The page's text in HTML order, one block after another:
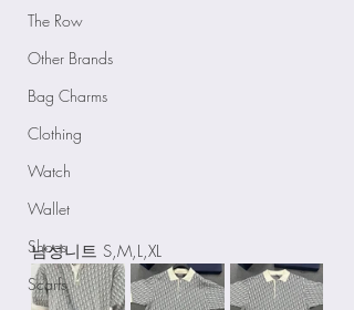
The Row
Other Brands
Bag Charms
Clothing
Watch
Wallet
Shoes
Scarfs
남성니트 S,M,L,XL